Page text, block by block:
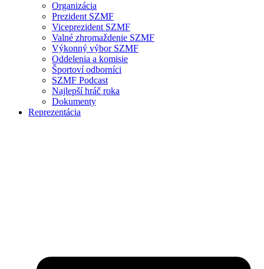
Organizácia
Prezident SZMF
Viceprezident SZMF
Valné zhromaždenie SZMF
Výkonný výbor SZMF
Oddelenia a komisie
Športoví odborníci
SZMF Podcast
Najlepší hráč roka
Dokumenty
Reprezentácia